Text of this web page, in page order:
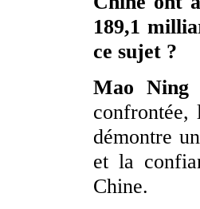
189,1
ce sujet ?
Mao Ning
démontre
et la
Chine.